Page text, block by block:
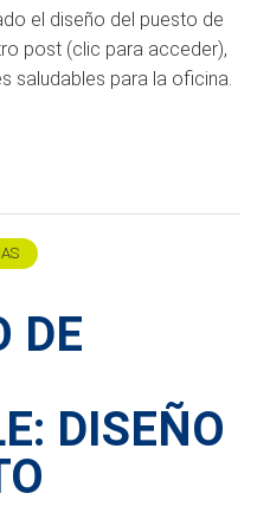
el diseño del puesto de
post (clic para acceder),
saludables para la oficina.
DE
DISEÑO